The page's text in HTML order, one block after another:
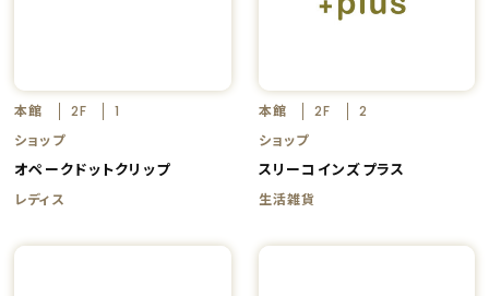
本館 2F
1
ショップ
オペークドットクリップ
レディス
本館 2F
2
ショップ
スリーコインズプラス
生活雑貨